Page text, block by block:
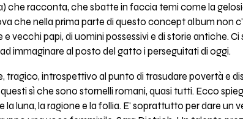
che racconta, che sbatte in faccia temi come la
che nella prima parte di questo concept album non
vecchi papi, di uomini possessivi e di storie antiche. Ci
immaginare al posto del gatto i perseguitati di oggi.
tragico, introspettivo al punto di trasudare povertà e
sì che sono stornelli romani, quasi tutti. Ecco
la luna, la ragione e la follia. E' soprattutto per dare un